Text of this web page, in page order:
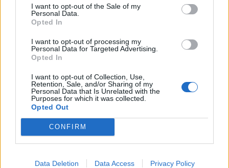
I want to opt-out of the Sale of my
Personal Data.
Opted In
I want to opt-out of processing my
Personal Data for Targeted Advertising.
Opted In
I want to opt-out of Collection, Use,
Retention, Sale, and/or Sharing of my
Personal Data that Is Unrelated with the
Purposes for which it was collected.
Opted Out
CONFIRM
Data Deletion Data Access Privacy Policy
Πυρκαγιά σε σκεπή κατοικίας στο Γεωργικό Καρδίτσας
Κατηγορία Τοπική Επικαιρότητα